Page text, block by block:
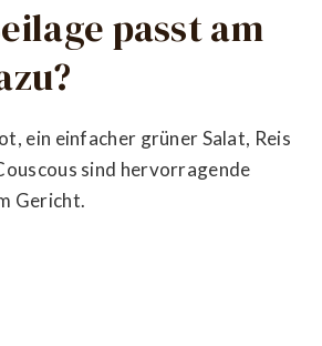
passt am
ein einfacher grüner Salat, Reis
sind hervorragende
Gericht.